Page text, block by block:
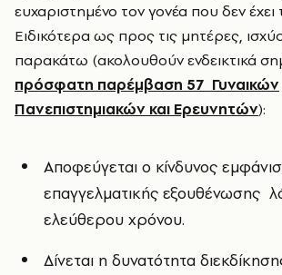
ευχαριστημένο τον γονέα που δεν έχει
Ειδικότερα ως προς τις μητέρες,
παρακάτω (ακολουθούν ενδεικτικά
πρόσφατη παρέμβαση 57 Γυναικών
Πανεπιστημιακών και Ερευνητών):
Αποφεύγεται ο κίνδυνος
επαγγελματικής εξουθένωσης
ελεύθερου χρόνου.
Δίνεται η δυνατότητα